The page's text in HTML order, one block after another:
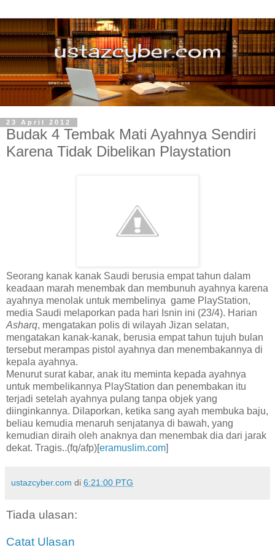
23 April 2012
Budak 4 Tembak Mati Ayahnya Sendiri
Karena Tidak Dibelikan Playstation
Seorang kanak kanak Saudi berusia empat tahun dalam
keadaan marah menembak dan membunuh ayahnya karena
ayahnya menolak untuk membelinya game PlayStation,
media Saudi melaporkan pada hari Isnin ini (23/4). Harian
Asharq, mengatakan polis di wilayah Jizan selatan,
mengatakan kanak-kanak, berusia empat tahun tujuh bulan
tersebut merampas pistol ayahnya dan menembakannya di
kepala ayahnya.
Menurut surat kabar, anak itu meminta kepada ayahnya
untuk membelikannya PlayStation dan penembakan itu
terjadi setelah ayahnya pulang tanpa objek yang
diinginkannya. Dilaporkan, ketika sang ayah membuka baju,
beliau kemudia menaruh senjatanya di bawah, yang
kemudian diraih oleh anaknya dan menembak dia dari jarak
dekat. Tragis..(fq/afp)[eramuslim.com]
ustazcyber.com di 6:21:00 PTG
Tiada ulasan:
Catat Ulasan